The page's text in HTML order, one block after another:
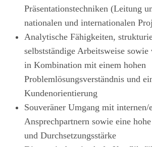
Präsentationstechniken (Leitung
nationalen und internationalen
Analytische Fähigkeiten,
selbstständige Arbeitsweise sowie
in Kombination mit einem hohen
Problemlösungsverständnis und
Kundenorientierung
Souveräner Umgang mit internen/
Ansprechpartnern sowie eine
und Durchsetzungsstärke